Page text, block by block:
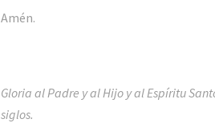
Amén.
Gloria al Padre y al Hijo y al Espíritu
siglos.